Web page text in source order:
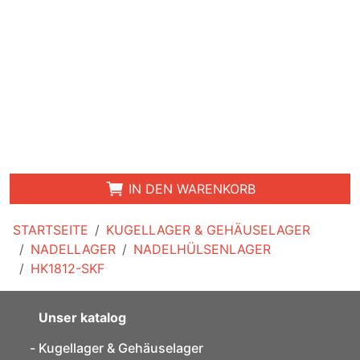
STARTSEITE
KUGELLAGER & GEHÄUSELAGER
NADELLAGER
NADELHÜLSENLAGER
HK1812-SKF
IN DEN WARENKORB
Unser katalog
Kugellager & Gehäuselager